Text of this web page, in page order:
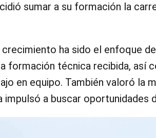
sumar a su formación la
ha sido el enfoque
formación técnica recibida, así
en equipo. También valoró la
a buscar oportunidades